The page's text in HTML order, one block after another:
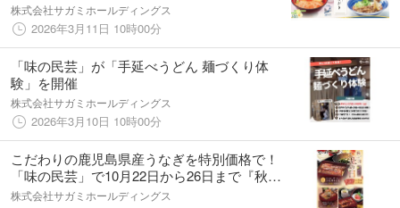
株式会社サガミホールディングス
2026年3月11日 10時00分
「味の民芸」が「手延べうどん 麺づくり体
験」を開催
株式会社サガミホールディングス
2026年3月10日 10時00分
こだわりの鹿児島県産うなぎを特別価格で！
「味の民芸」で10月22日から26日まで『秋の
土用 丑の日フェア』を開催
株式会社サガミホールディングス